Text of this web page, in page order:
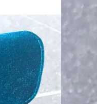
praktiske ting.
man ikke